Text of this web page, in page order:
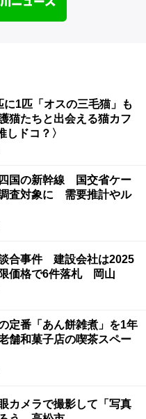
に1匹「オスの三毛猫」も
猫たちと出会える猫カフ
しドコ？〉
四国の新幹線 国交省ケー
査対象に 需要推計やル
合事件 建設会社は2025
価格で6件落札 岡山
定番「あん餅雑煮」を1年
舗和菓子店の喫茶スペー
カメラで撮影して「写真